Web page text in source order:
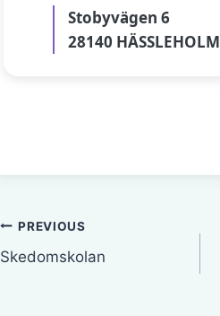
Stobyvägen 6
28140 HÄSSLEHOLM
Inläggsnavigering
PREVIOUS
Skedomskolan